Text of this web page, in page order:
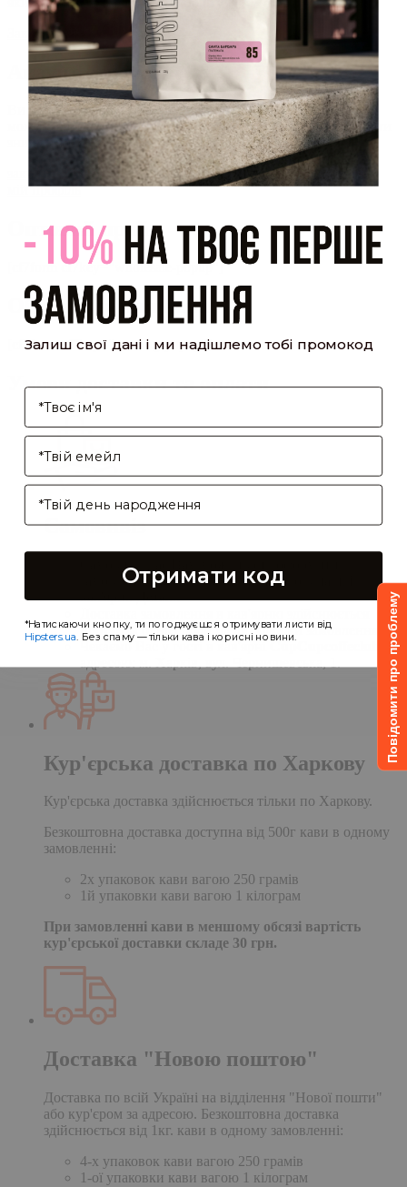
Повідомити про проблему
Закрити
Акаунт створено
Ви зареєструвалися на сайті Hipster.coffeeroasters і вже
можете користуватися особистим кабінетом, щоб отримувати
знижки та відстежувати історію замовлень!
мій профіль
Оптовий прайс
[cf7form cf7key="wholesale-popup"]
Обсмажування кави
[cf7form cf7key="roasting-popup"]
Умови доставки та оплати
Самовивіз
Самовивіз дає Вам можливість оформити
замовлення на сайті, а забрати його в нашій
кав'ярні. Деталі:
протягом однієї доби після обробки замовлення;
Чекаємо Вас у гості в кав'ярні
за
Кур'єрська доставка по Харкову
Кур'єрська доставка здійснюється тільки по Харкову.
Безкоштовна доставка доступна від 500г кави в одному
замовленні:
2х упаковок кави вагою 250 грамів
1й упаковки кави вагою 1 кілограм
При замовленні кави в меншому обсязі вартість
кур'єрської доставки складе 30 грн.
Доставка "Новою поштою"
Доставка по всій Україні на відділення "Нової пошти"
або кур'єром за адресою. Безкоштовна доставка
здійснюється від 1кг. кави в одному замовленні:
4-х упаковок кави вагою 250 грамів
1-ої упаковки кави вагою 1 кілограм
Залиш свої дані і ми надішлемо тобі промокод
І'мя
Enter your email address
Birthday
Отримати код
*Натискаючи кнопку, ти погоджуєшся отримувати листи від
Hipsters.ua. Без спаму — тільки кава і корисні новини.